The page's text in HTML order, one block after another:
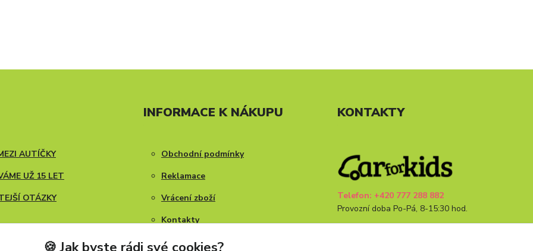
AUTÍČKY
UŽ 15 LET
OTÁZKY
INFORMACE K NÁKUPU
Obchodní podmínky
Reklamace
Vrácení zboží
Kontakty
Blog
KONTAKTY
Telefon: +420 777 288 882
Provozní doba Po-Pá, 8-15:30 hod.
🍪 Jak byste rádi své cookies?